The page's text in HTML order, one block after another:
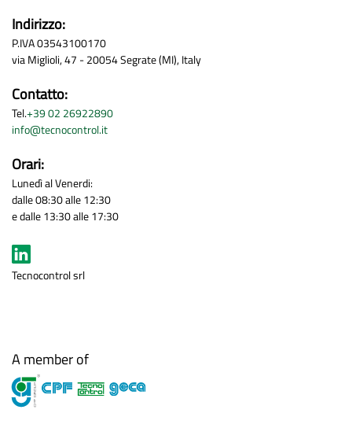
Indirizzo:
P.IVA 03543100170
via Miglioli, 47 - 20054 Segrate (MI), Italy
Contatto:
Tel.+39 02 26922890
info@tecnocontrol.it
Orari:
Lunedì al Venerdi:
dalle 08:30 alle 12:30
e dalle 13:30 alle 17:30
Tecnocontrol srl
A member of